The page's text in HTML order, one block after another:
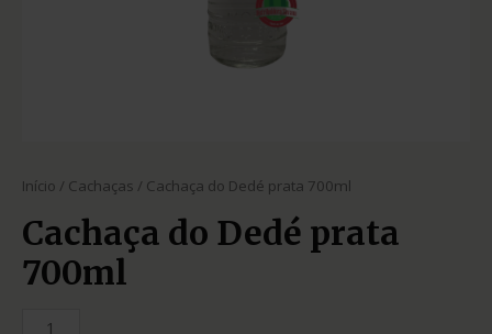
Início / Cachaças / Cachaça do Dedé prata 700ml
Cachaça do Dedé prata
700ml